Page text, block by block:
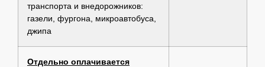
транспорта и внедорожников:
газели, фургона, микроавтобуса,
джипа
Отдельно оплачивается